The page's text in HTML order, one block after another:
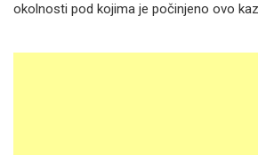
okolnosti pod kojima je počinjeno